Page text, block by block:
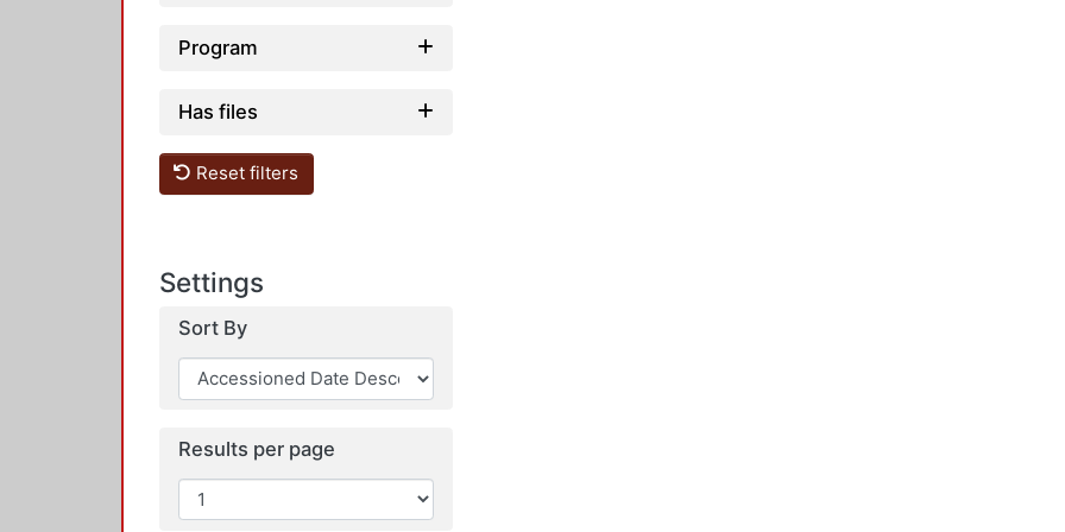
Program
Has files
Reset filters
Settings
Sort By
Results per page